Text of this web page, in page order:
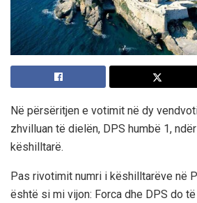
Në përsëritjen e votimit në dy
zhvilluan të dielën, DPS humbë 1,
këshilltarë.
Pas rivotimit numri i këshilltarëve në
është si mi vijon: Forca dhe DPS do